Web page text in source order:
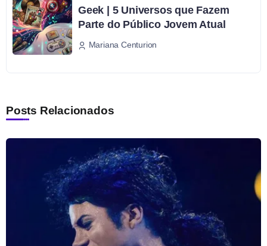
Geek | 5 Universos que Fazem
Parte do Público Jovem Atual
Mariana Centurion
Posts Relacionados